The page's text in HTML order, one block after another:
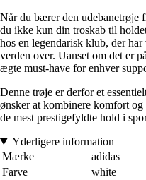
Når du bærer den udebanetrøje
du ikke kun din troskab til
hos en legendarisk klub, der
verden over. Uanset om det er
ægte must-have for enhver
Denne trøje er derfor et
ønsker at kombinere komfort
de mest prestigefyldte hold i
Yderligere information
Mærke
adidas
Farve
white